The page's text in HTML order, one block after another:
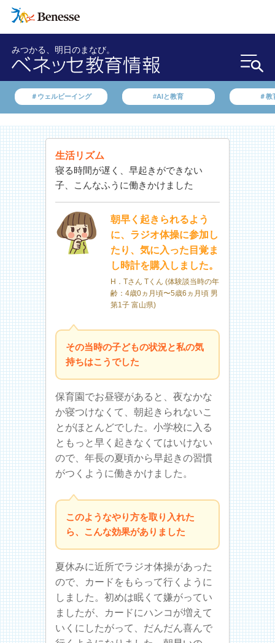
みつかる、明日のまなび。
＃ウェルビーイング #AIと教育 ＃教
生活リズム
寝る時間が遅く、早起きができない
子、こんなふうに働きかけました
朝早く起きられるよう
に、ラジオ体操に参加し
たり、気に入った目覚ま
し時計を購入しました。
H．Tさん Tくん (体験談当時の年
齢：4歳0ヵ月頃〜5歳6ヵ月頃 男
第1子 富山県)
その当時の子どもの状況と私の気
持ちはこうでした
保育園でお昼寝があると、夜なかな
か寝つけなくて、朝起きられないこ
とがほとんどでした。小学校に入る
ともっと早く起きなくてはいけない
ので、年長の夏頃から早起きの習慣
がつくように働きかけました。
このようなやり方を取り入れた
ら、こんな効果がありました
夏休みに近所でラジオ体操があった
ので、カードをもらって行くように
しました。初めは眠くて嫌がってい
ましたが、カードにハンコが増えて
いくにしたがって、だんだん喜んで